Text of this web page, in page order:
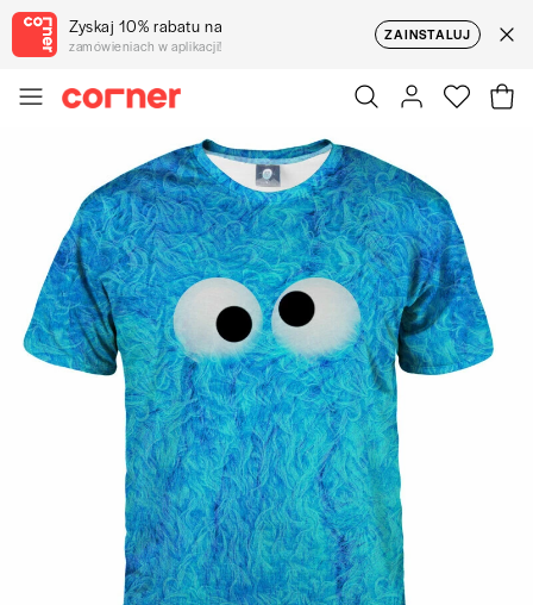
Zyskaj 10% rabatu na
zamówieniach w aplikacji!
ZAINSTALUJ